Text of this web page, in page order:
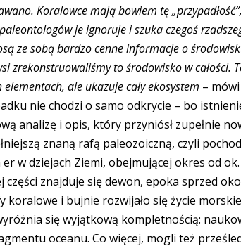
Koralowce mają bowiem tę
je ignoruje i szuka czegoś
ze sobą bardzo cenne informacje o
zrekonstruowaliśmy to środowisko w całości.
ale ukazuje cały ekosystem –
nie chodzi o samo odkrycie – bo
analizę i opis, który przyniósł zupełnie
znaną rafą paleozoiczną, czyli
w dziejach Ziemi, obejmującej okres od
części znajduje się dewon, epoka sprzed
koralowe i bujnie rozwijało się życie
się wyjątkową kompletnością:
oceanu. Co więcej, mogli też